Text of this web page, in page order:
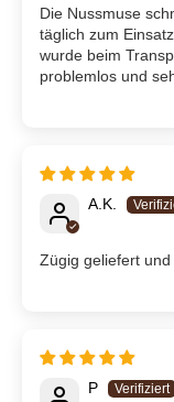
Die Nussmuse
täglich zum
wurde beim
problemlos und
A.K.
Zügig geliefert
P